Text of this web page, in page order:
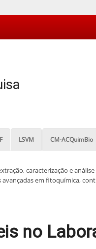
LSVM CM-ACQuimBio
caracterização e
avançadas em fitoquímica,
no